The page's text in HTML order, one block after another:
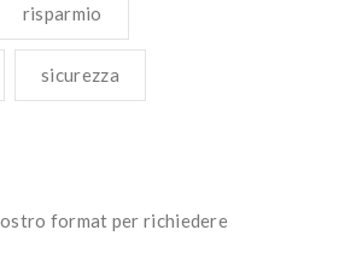
risparmio
sicurezza
format per richiedere